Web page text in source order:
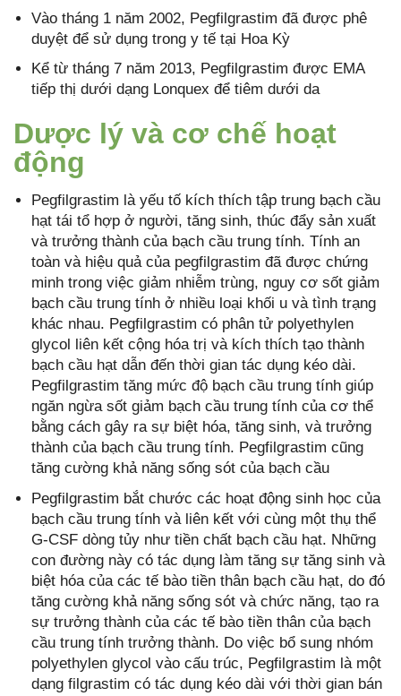
Vào tháng 1 năm 2002, Pegfilgrastim đã được phê
duyệt để sử dụng trong y tế tại Hoa Kỳ
Kể từ tháng 7 năm 2013, Pegfilgrastim được EMA
tiếp thị dưới dạng Lonquex để tiêm dưới da
Dược lý và cơ chế hoạt
động
Pegfilgrastim là yếu tố kích thích tập trung bạch cầu
hạt tái tổ hợp ở người, tăng sinh, thúc đẩy sản xuất
và trưởng thành của bạch cầu trung tính. Tính an
toàn và hiệu quả của pegfilgrastim đã được chứng
minh trong việc giảm nhiễm trùng, nguy cơ sốt giảm
bạch cầu trung tính ở nhiều loại khối u và tình trạng
khác nhau. Pegfilgrastim có phân tử polyethylen
glycol liên kết cộng hóa trị và kích thích tạo thành
bạch cầu hạt dẫn đến thời gian tác dụng kéo dài.
Pegfilgrastim tăng mức độ bạch cầu trung tính giúp
ngăn ngừa sốt giảm bạch cầu trung tính của cơ thể
bằng cách gây ra sự biệt hóa, tăng sinh, và trưởng
thành của bạch cầu trung tính. Pegfilgrastim cũng
tăng cường khả năng sống sót của bạch cầu
Pegfilgrastim bắt chước các hoạt động sinh học của
bạch cầu trung tính và liên kết với cùng một thụ thể
G-CSF dòng tủy như tiền chất bạch cầu hạt. Những
con đường này có tác dụng làm tăng sự tăng sinh và
biệt hóa của các tế bào tiền thân bạch cầu hạt, do đó
tăng cường khả năng sống sót và chức năng, tạo ra
sự trưởng thành của các tế bào tiền thân của bạch
cầu trung tính trưởng thành. Do việc bổ sung nhóm
polyethylen glycol vào cấu trúc, Pegfilgrastim là một
dạng filgrastim có tác dụng kéo dài với thời gian bán